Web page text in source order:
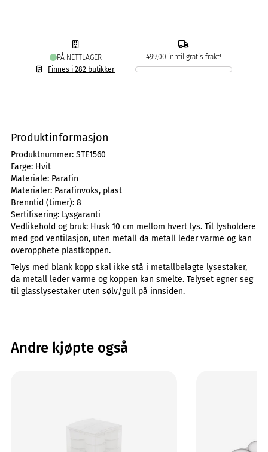
PÅ NETTLAGER
Finnes i 282 butikker
499,00 inntil gratis frakt!
Produktinformasjon
Produktnummer: STE1560
Farge: Hvit
Materiale: Parafin
Materialer: Parafinvoks, plast
Brenntid (timer): 8
Sertifisering: Lysgaranti
Vedlikehold og bruk: Husk 10 cm mellom hvert lys. Til lysholdere
med god ventilasjon, uten metall da metall leder varme og kan
overopphete plastkoppen.
Telys med blank kopp skal ikke stå i metallbelagte lysestaker,
da metall leder varme og koppen kan smelte. Telyset egner seg
til glasslysestaker uten sølv/gull på innsiden.
Andre kjøpte også